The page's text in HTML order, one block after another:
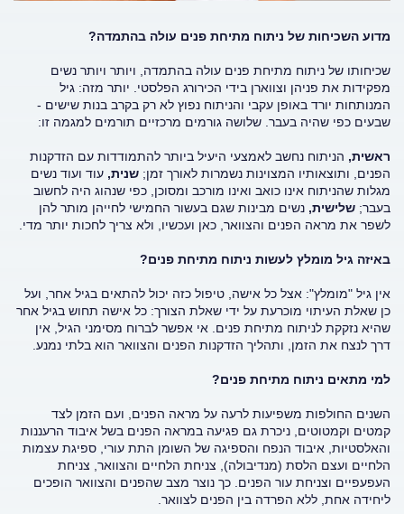
מדוע השכיחות של ניתוח מתיחת פנים עולה בהתמדה?
שכיחותו של ניתוח מתיחת פנים עולה בהתמדה, ויותר ויותר נשים
מפקידות את פניהן וצווארן בידי הכירורג הפלסטי. יותר מזה: גיל
המנותחות יורד באופן עקבי והניתוח נפוץ לא רק בקרב בנות שישים -
שבעים כפי שהיה בעבר. שלושה גורמים מרכזיים תורמים למגמה זו:
ראשית, הניתוח נחשב לאמצעי היעיל ביותר להתמודדות עם הזדקנות
הפנים, ותוצאותיו המצוינות נשמרות לאורך זמן; שנית, עוד ועוד נשים
מגלות שהניתוח אינו כואב ואינו מורכב ומסוכן, כפי שנהוג היה לחשוב
בעבר; שלישית, נשים מבינות שגם בעשור החמישי לחייהן מותר להן
לשפר את מראה הפנים והצוואר, כאן ועכשיו, ולא צריך לחכות יותר מדי.
באיזה גיל מומלץ לעשות ניתוח מתיחת פנים?
אין גיל "מומלץ": אצל כל אישה, טיפול כזה יכול להתאים בגיל אחר, ועל
כן שאלת העיתוי מוכרעת על ידי שאלת הצורך: כל אישה תחוש בגיל אחר
שהיא נזקקת לניתוח מתיחת פנים. אי אפשר לברוח מסימני הגיל, אין
דרך לנצח את הזמן, ותהליך הזדקנות הפנים והצוואר הוא בלתי נמנע.
למי מתאים ניתוח מתיחת פנים?
השנים החולפות משפיעות לרעה על מראה הפנים, ועם הזמן לצד
קמטים וקמטוטים, ניכרת גם פגיעה במראה הפנים בשל איבוד הרעננות
והאלסטיות, איבוד הנפח והספיגה של השומן התת עורי, ספיגת עצמות
הלחיים ועצם הלסת (מנדיבולה), צניחת הלחיים והצוואר, צניחת
העפעפיים וצניחת עור הפנים. כך נוצר מצב שהפנים והצוואר הופכים
ליחידה אחת, ללא הפרדה בין הפנים לצוואר.